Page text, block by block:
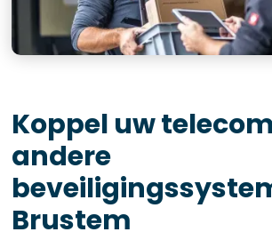
Koppel uw
andere
Brustem